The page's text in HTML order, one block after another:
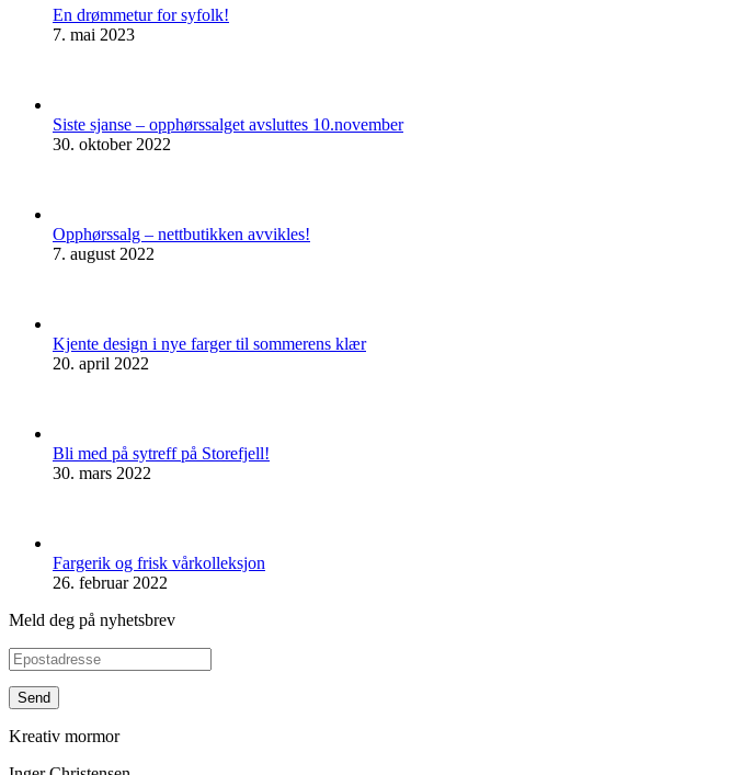
En drømmetur for syfolk!
7. mai 2023
Siste sjanse – opphørssalget avsluttes 10.november
30. oktober 2022
Opphørssalg – nettbutikken avvikles!
7. august 2022
Kjente design i nye farger til sommerens klær
20. april 2022
Bli med på sytreff på Storefjell!
30. mars 2022
Fargerik og frisk vårkolleksjon
26. februar 2022
Meld deg på nyhetsbrev
Kreativ mormor